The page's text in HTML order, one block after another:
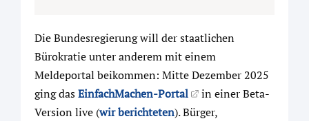
Die Bundesregierung will der staatlichen
Bürokratie unter anderem mit einem
Meldeportal beikommen: Mitte Dezember 2025
ging dasEinfachMachen-Portal
in einer Beta-
Version live (wir berichteten). Bürger,